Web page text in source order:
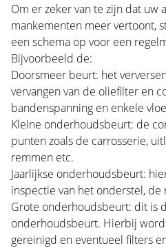
Om er zeker van te zijn dat uw
mankementen meer vertoont,
een schema op voor een
Bijvoorbeeld de:
Doorsmeer beurt: het
vervangen van de oliefilter en
bandenspanning en enkele
Kleine onderhoudsbeurt: de
punten zoals de carrosserie,
remmen etc.
Jaarlijkse onderhoudsbeurt:
inspectie van het onderstel,
Grote onderhoudsbeurt: dit is
onderhoudsbeurt. Hierbij
gereinigd en eventueel filters